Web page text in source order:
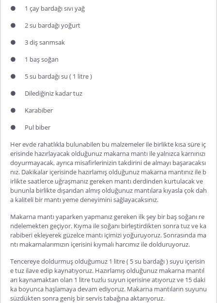
●
1 çay bardağı sıvı yağ
●
2 su bardağı yoğurt
●
3 diş sarımsak
●
1 baş soğan
●
5 su bardağı su ( 1 litre )
●
Dilediğiniz kadar tuz
●
Karabiber
●
Pul biber
Her evde rahatlıkla bulunabilen bu malzemeler ile birlikte kısa süre iç
erisinde hazırlayacak olduğunuz makarna mantı ile yalnızca karnınızı
doyurmayacak, ayrıca misafirlerinizin takdirini de almayı başaracaksı
nız. Dakikalar içerisinde hazırlamış olduğunuz makarna mantınız ile b
irlikte saatlerce uğraşmanız gereken mantı derdinden kurtulacak ve
bununla birlikte dışarıdan almış olduğunuz mantılara kıyasla çok dah
a kaliteli bir mantı yeme deneyimini sağlayacaksınız.
Makarna mantı yaparken yapmanız gereken ilk şey bir baş soğanı re
ndelemekten geçiyor. Kıyma ile soğanı birleştirdikten sonra tuz ve ka
rabiberi ekleyerek güzelce mantı içimizi yoğuruyoruz. Sonrasında ma
ntı makarnalarımızın içerisini kıymalı harcımız ile dolduruyoruz.
Tencereye doldurmuş olduğumuz 1 litre ( 5 su bardağı ) suyu içerisin
e tuz ilave edip kaynatıyoruz. Hazırlamış olduğunuz makarna mantıl
arı kaynamaktan olan 1 litre tuzlu suyun içerisine atıyoruz ve 15 daki
ka boyunca haşlamaya devam ediyoruz. Makarna mantıların suyunu
süzdükten sonra geniş bir servis tabağına aktarıyoruz.